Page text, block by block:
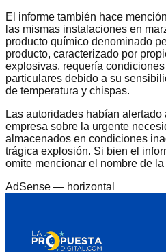
El informe también hace
las mismas instalaciones en
producto químico denominado
producto, caracterizado por
explosivas, requería
particulares debido a su
de temperatura y chispas.
Las autoridades habían
empresa sobre la urgente
almacenados en condiciones
trágica explosión. Si bien el
omite mencionar el nombre de
AdSense — horizontal